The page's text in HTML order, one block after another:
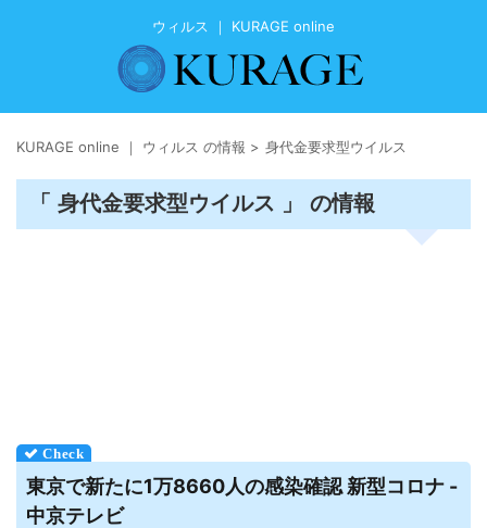
ウィルス ｜ KURAGE online
KURAGE online ｜ ウィルス の情報 > 身代金要求型ウイルス
「 身代金要求型ウイルス 」 の情報
東京で新たに1万8660人の感染確認 新型コロナ -
中京テレビ